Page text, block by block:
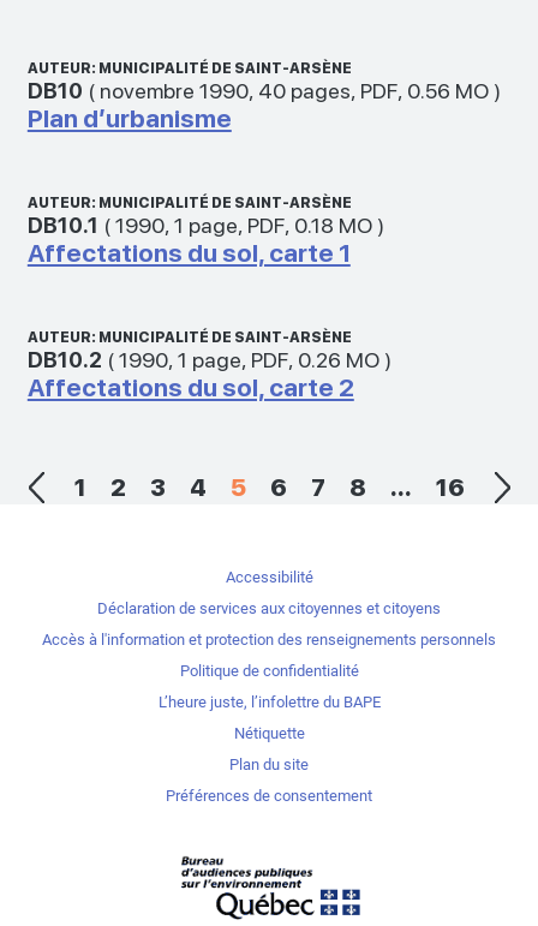
AUTEUR: MUNICIPALITÉ DE SAINT-ARSÈNE
DB10 ( novembre 1990, 40 pages, PDF, 0.56 MO)
Plan d’urbanisme
AUTEUR: MUNICIPALITÉ DE SAINT-ARSÈNE
DB10.1 (1990, 1 page, PDF, 0.18 MO)
Affectations du sol, carte 1
AUTEUR: MUNICIPALITÉ DE SAINT-ARSÈNE
DB10.2 (1990, 1 page, PDF, 0.26 MO)
Affectations du sol, carte 2
1 2 3 4 5 6 7 8 ... 16
Accessibilité
Déclaration de services aux citoyennes et citoyens
Accès à l'information et protection des renseignements personnels
Politique de confidentialité
L’heure juste, l’infolettre du BAPE
Nétiquette
Plan du site
Préférences de consentement